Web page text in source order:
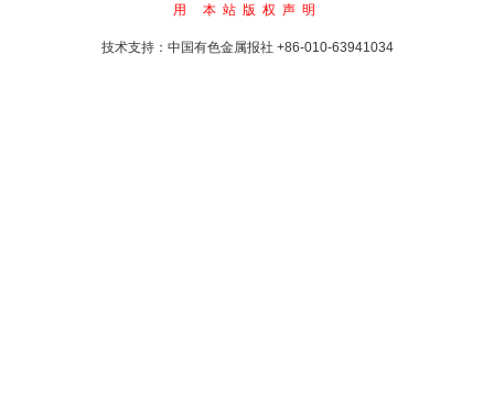
用 本站版权声明
技术支持：中国有色金属报社 +86-010-63941034